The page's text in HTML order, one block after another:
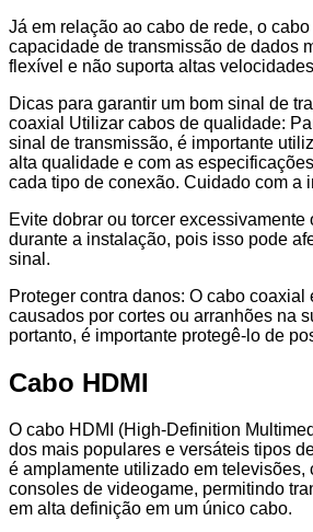
Já em relação ao cabo de rede, o
capacidade de transmissão de dados
flexível e não suporta altas
Dicas para garantir um bom sinal de
coaxial Utilizar cabos de qualidade:
sinal de transmissão, é importante
alta qualidade e com as
cada tipo de conexão. Cuidado com a
Evite dobrar ou torcer excessivamente
durante a instalação, pois isso pode
sinal.
Proteger contra danos: O cabo
causados por cortes ou arranhões na
portanto, é importante protegê-lo de
Cabo HDMI
O cabo HDMI (High-Definition
dos mais populares e versáteis tipos
é amplamente utilizado em televisões,
consoles de videogame, permitindo
em alta definição em um único cabo.